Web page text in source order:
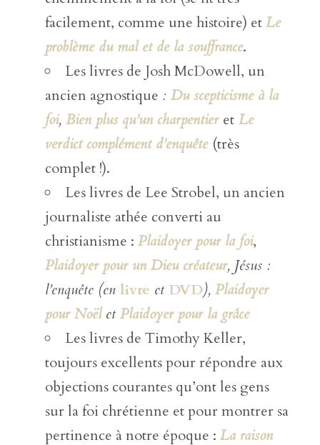
facilement, comme une histoire) etLe
problème du mal et de la souffrance.
Les livres de Josh McDowell, un
ancien agnostique : Du scepticisme à la
foi, Bien plus qu’un charpentier et Le
verdict complément d’enquête (très
complet !).
Les livres de Lee Strobel, un ancien
journaliste athée converti au
christianisme : Plaidoyer pour la foi,
Plaidoyer pour un Dieu créateur, Jésus :
l’enquête (en livre et DVD), Plaidoyer
pour Noëlet Plaidoyer pour la grâce
Les livres de Timothy Keller,
toujours excellents pour répondre aux
objections courantes qu’ont les gens
sur la foi chrétienne et pour montrer sa
pertinence à notre époque : La raison